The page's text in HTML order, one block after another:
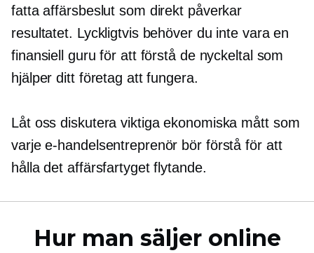
fatta affärsbeslut som direkt påverkar
resultatet. Lyckligtvis behöver du inte vara en
finansiell guru för att förstå de nyckeltal som
hjälper ditt företag att fungera.
Låt oss diskutera viktiga ekonomiska mått som
varje e-handelsentreprenör bör förstå för att
hålla det affärsfartyget flytande.
Hur man säljer online